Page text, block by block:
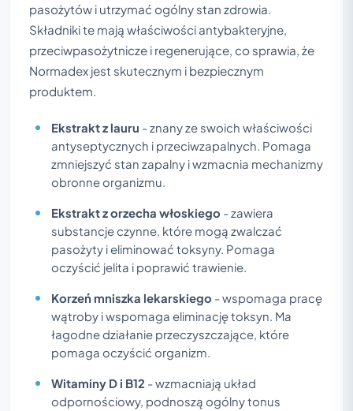
pasożytów i utrzymać ogólny stan zdrowia.
Składniki te mają właściwości antybakteryjne,
przeciwpasożytnicze i regenerujące, co sprawia, że
Normadex jest skutecznym i bezpiecznym
produktem.
Ekstrakt z lauru - znany ze swoich właściwości
antyseptycznych i przeciwzapalnych. Pomaga
zmniejszyć stan zapalny i wzmacnia mechanizmy
obronne organizmu.
Ekstrakt z orzecha włoskiego - zawiera
substancje czynne, które mogą zwalczać
pasożyty i eliminować toksyny. Pomaga
oczyścić jelita i poprawić trawienie.
Korzeń mniszka lekarskiego - wspomaga pracę
wątroby i wspomaga eliminację toksyn. Ma
łagodne działanie przeczyszczające, które
pomaga oczyścić organizm.
Witaminy D i B12 - wzmacniają układ
odpornościowy, podnoszą ogólny tonus